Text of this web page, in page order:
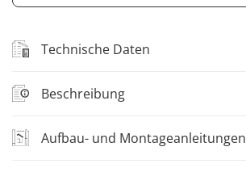
Technische Daten
Beschreibung
Aufbau- und Montageanleitungen